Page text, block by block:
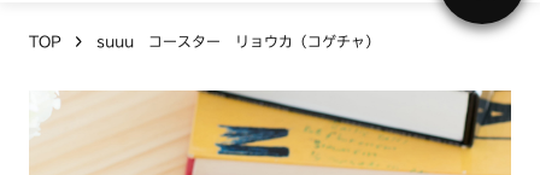
TOP suuu コースター リョウカ（コゲチャ）